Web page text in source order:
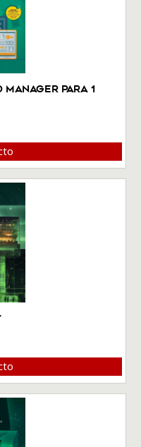
Para 1